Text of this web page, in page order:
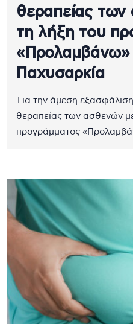
θεραπείας
τη λήξη του
«Προλαμβάνω»
Παχυσαρκία
Για την άμεση
θεραπείας των ασθενών
προγράμματος